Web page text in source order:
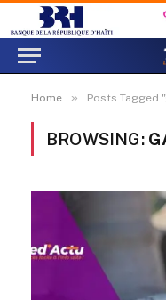
Home » Posts Tagged
BROWSING: